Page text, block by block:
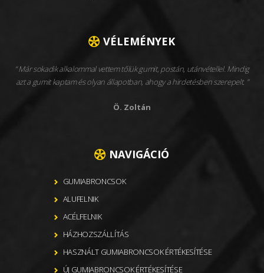
VÉLEMÉNYEK
Már sokadik alkalommal vettem tőlük gumit, postán, utánvétellel. Mindig
azt a gumit kaptam és olyan állapotban, ahogy a hirdetésben szerepelt.
Ö. Zoltán
NAVIGÁCIÓ
GUMIABRONCSOK
ALUFELNIK
ACÉLFELNIK
HÁZHOZSZÁLLÍTÁS
HASZNÁLT GUMIABRONCSOK ÉRTÉKESÍTÉSE
ÚJ GUMIABRONCSOK ÉRTÉKESÍTÉSE